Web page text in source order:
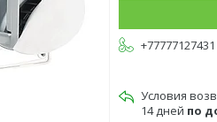
+77777127431
14 дней по